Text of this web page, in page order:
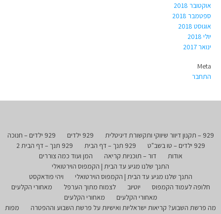
אוקטובר 2018
ספטמבר 2018
אוגוסט 2018
יולי 2018
ינואר 2017
Meta
התחבר
929 – תקנון דיוור שיווקי ותקשורת דיגיטלית 929 ילדים
929 ילדים – חנוכה
929 ילדים – טו בשב"ט
929 תנך – דף הבית
929 תנך – דף הבית 2
אודות
דור – תוכניות קריאה
המן ועוד כמה צוררים
התנך שלנו מגיע עד הבית | הקמפוס הוירטואלי
התנך שלנו מגיע עד הבית | הקמפוס הוירטואלי
ויהי פודאקסט
חלופה לעמוד הקמפוס
יוטיוב לצמוח מתוך הערפל
מאחורי הקלעים
מאחורי הקלעים
מאחורי הקלעים
מה פרשת השבוע? קריאות ישראליות ואישיות על פרשת השבוע וההפטרה
מפות